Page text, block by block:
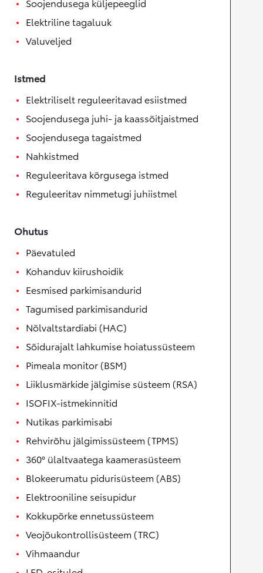
Soojendusega küljepeeglid
Elektriline tagaluuk
Valuveljed
Istmed
Elektriliselt reguleeritavad esiistmed
Soojendusega juhi- ja kaassõitjaistmed
Soojendusega tagaistmed
Nahkistmed
Reguleeritava kõrgusega istmed
Reguleeritav nimmetugi juhiistmel
Ohutus
Päevatuled
Kohanduv kiirushoidik
Eesmised parkimisandurid
Tagumised parkimisandurid
Nõlvaltstardiabi (HAC)
Sõidurajalt lahkumise hoiatussüsteem
Pimeala monitor (BSM)
Liiklusmärkide jälgimise süsteem (RSA)
ISOFIX-istmekinnitid
Nutikas parkimisabi
Rehvirõhu jälgimissüsteem (TPMS)
360° ülaltvaatega kaamerasüsteem
Blokeerumatu pidurisüsteem (ABS)
Elektrooniline seisupidur
Kokkupõrke ennetussüsteem
Veojõukontrollisüsteem (TRC)
Vihmaandur